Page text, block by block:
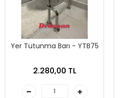
Yer Tutunma Barı - YTB75
2.280,00 TL